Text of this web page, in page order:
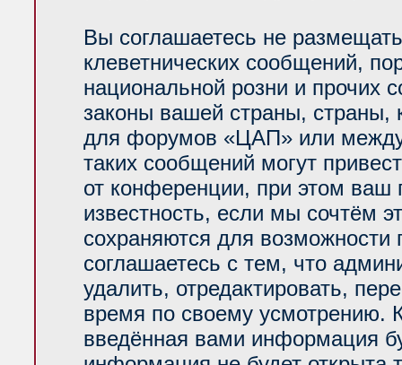
Вы соглашаетесь не
клеветнических сообщений,
национальной розни и прочих
законы вашей страны, страны,
для форумов «ЦАП» или
таких сообщений могут
от конференции, при этом ваш
известность, если мы сочтём
сохраняются для возможности
соглашаетесь с тем, что
удалить, отредактировать,
время по своему усмотрению.
введённая вами информация